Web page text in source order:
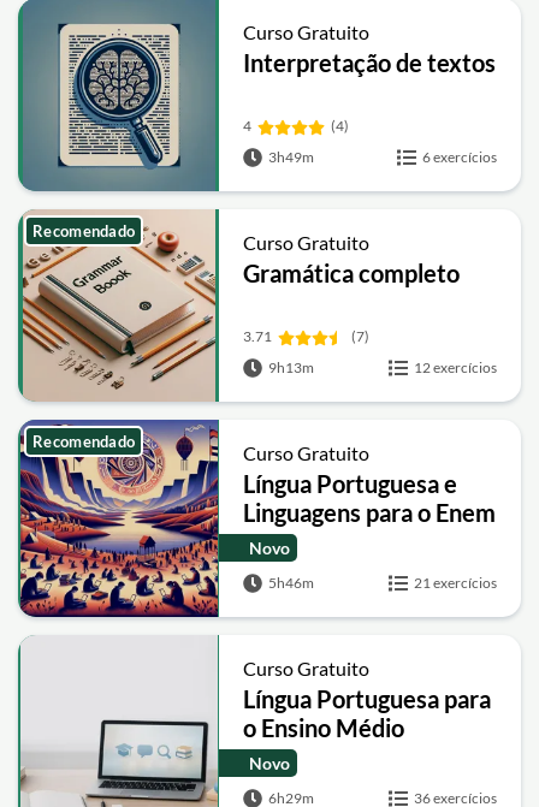
Curso Gratuito
Interpretação de textos
4
(4)
3h49m
6 exercícios
Curso Gratuito
Gramática completo
3.71
(7)
9h13m
12 exercícios
Recomendado
Curso Gratuito
Língua Portuguesa e
Linguagens para o Enem
Novo
5h46m 21 exercícios
Recomendado
Curso Gratuito
Língua Portuguesa para
o Ensino Médio
Novo
6h29m 36 exercícios